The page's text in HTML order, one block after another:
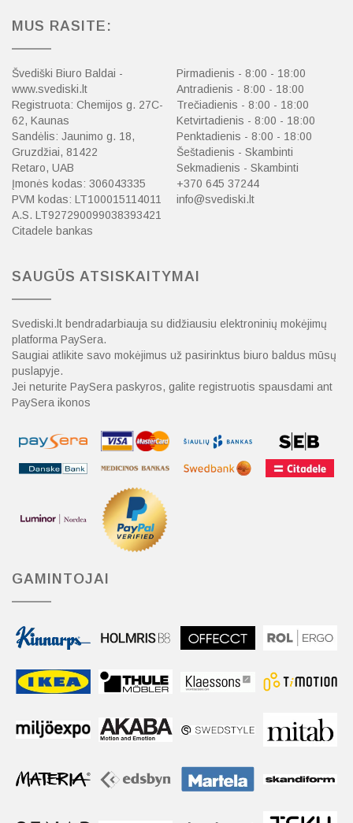
MUS RASITE:
Švediški Biuro Baldai -
www.svediski.lt
Registruota: Chemijos g. 27C-
62, Kaunas
Sandėlis: Jaunimo g. 18,
Gruzdžiai, 81422
Retaro, UAB
Įmonės kodas: 306043335
PVM kodas: LT100015114011
A.S. LT927290099038393421
Citadele bankas
Pirmadienis - 8:00 - 18:00
Antradienis - 8:00 - 18:00
Trečiadienis - 8:00 - 18:00
Ketvirtadienis - 8:00 - 18:00
Penktadienis - 8:00 - 18:00
Šeštadienis - Skambinti
Sekmadienis - Skambinti
+370 645 37244
info@svediski.lt
SAUGŪS ATSISKAITYMAI
Svediski.lt bendradarbiauja su didžiausiu elektroninių mokėjimų
platforma PaySera.
Saugiai atlikite savo mokėjimus už pasirinktus biuro baldus mūsų
puslapyje.
Jei neturite PaySera paskyros, galite registruotis spausdami ant
PaySera ikonos
GAMINTOJAI